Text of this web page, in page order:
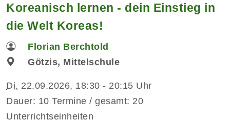
Koreanisch lernen - dein Einstieg in
die Welt Koreas!
Florian Berchtold
Götzis, Mittelschule
Di. 22.09.2026, 18:30 - 20:15 Uhr
Dauer: 10 Termine / gesamt: 20
Unterrichtseinheiten